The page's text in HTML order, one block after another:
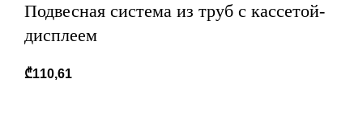
Подвесная система из труб с кассетой-
дисплеем
₾110,61